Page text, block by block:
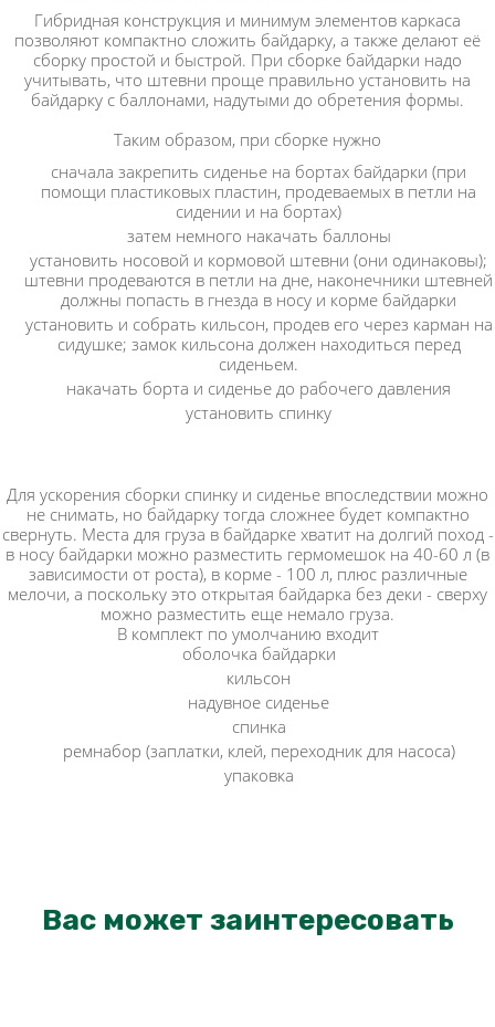
Гибридная конструкция и минимум элементов каркаса
позволяют компактно сложить байдарку, а также делают её
сборку простой и быстрой. При сборке байдарки надо
учитывать, что штевни проще правильно установить на
байдарку с баллонами, надутыми до обретения формы.
Таким образом, при сборке нужно
сначала закрепить сиденье на бортах байдарки (при
помощи пластиковых пластин, продеваемых в петли на
сидении и на бортах)
затем немного накачать баллоны
установить носовой и кормовой штевни (они одинаковы);
штевни продеваются в петли на дне, наконечники штевней
должны попасть в гнезда в носу и корме байдарки
установить и собрать кильсон, продев его через карман на
сидушке; замок кильсона должен находиться перед
сиденьем.
накачать борта и сиденье до рабочего давления
установить спинку
Для ускорения сборки спинку и сиденье впоследствии можно
не снимать, но байдарку тогда сложнее будет компактно
свернуть. Места для груза в байдарке хватит на долгий поход -
в носу байдарки можно разместить гермомешок на 40-60 л (в
зависимости от роста), в корме - 100 л, плюс различные
мелочи, а поскольку это открытая байдарка без деки - сверху
можно разместить еще немало груза.
В комплект по умолчанию входит
оболочка байдарки
кильсон
надувное сиденье
спинка
ремнабор (заплатки, клей, переходник для насоса)
упаковка
Вас может заинтересовать